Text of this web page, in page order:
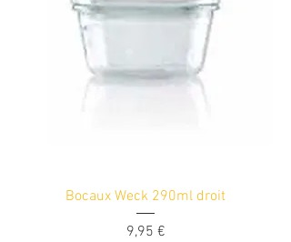
Bocaux Weck 290ml droit
Prix
9,95 €